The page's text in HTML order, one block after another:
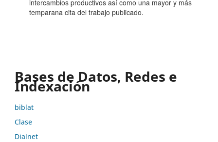
intercambios productivos así como una mayor y más
temparana cita del trabajo publicado.
Bases de Datos, Redes e
Indexación
biblat
Clase
Dialnet